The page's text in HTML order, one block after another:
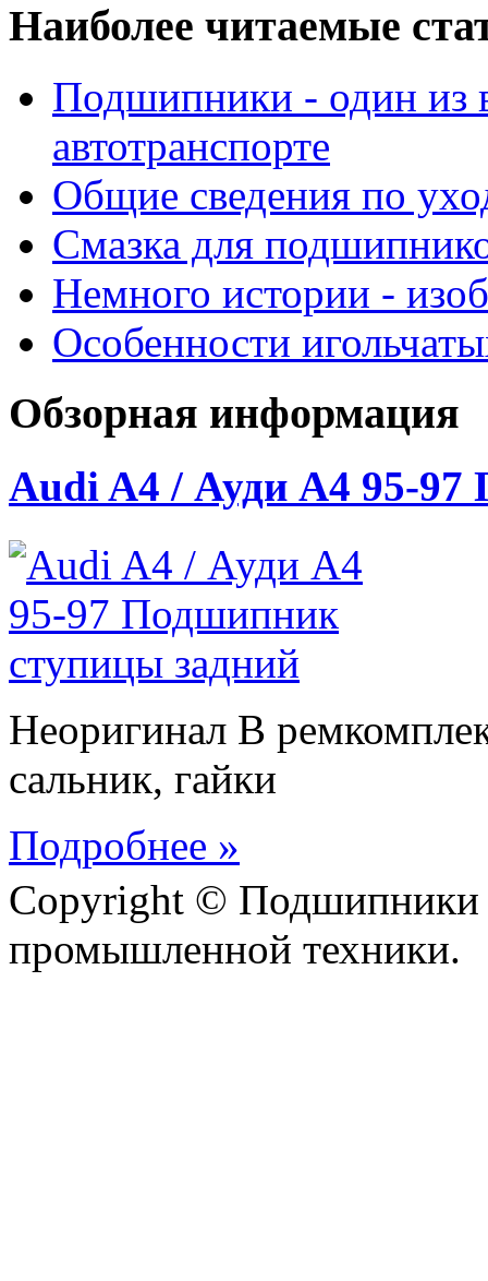
Наиболее читаемые
Подшипники - один из
автотранспорте
Общие сведения по
Смазка для
Немного истории -
Особенности
Обзорная информация
Audi A4 / Ауди А4 95-97
Неоригинал В
сальник, гайки
Подробнее »
Copyright © Подшипники
промышленной техники.